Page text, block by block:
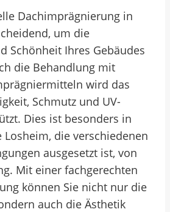
Dachimprägnierung in
um die
Schönheit Ihres Gebäudes
die Behandlung mit
wird das
Schmutz und UV-
Dies ist besonders in
Losheim, die verschiedenen
ausgesetzt ist, von
Mit einer fachgerechten
können Sie nicht nur die
auch die Ästhetik